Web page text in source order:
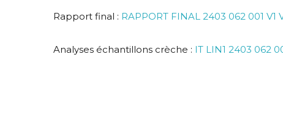
Rapport final : RAPPORT FINAL 2403 062 001
Analyses échantillons crèche : IT LIN1 2403 062